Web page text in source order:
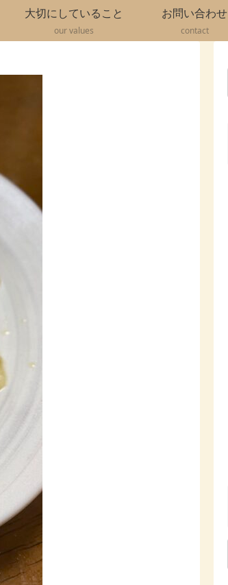
大切にしていること
our values
お問い合わせ
contact